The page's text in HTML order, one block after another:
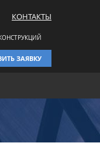
КОНТАКТЫ
ЗАЯВКУ